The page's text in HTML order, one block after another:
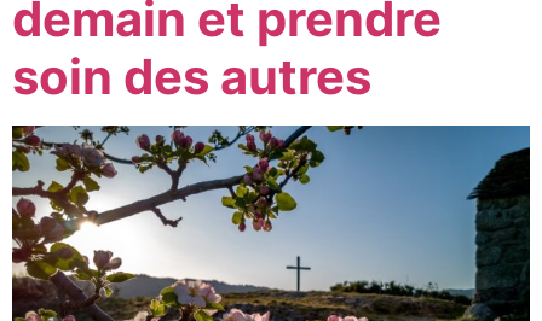
demain et prendre
soin des autres